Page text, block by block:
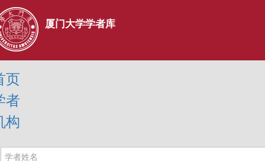
厦门大学学者库
页
者
构